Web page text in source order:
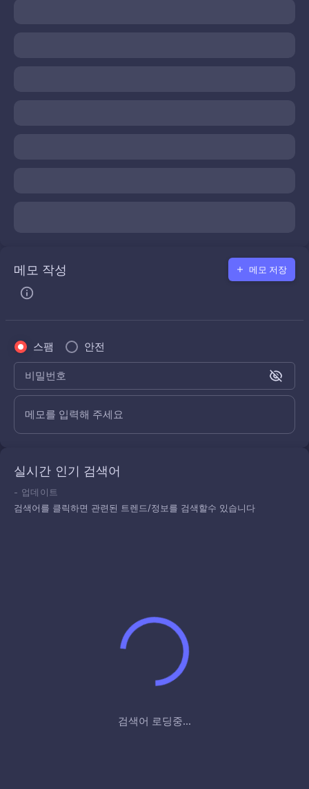
메모 작성 메모 저장
스팸 안전
비밀번호
메모를 입력해 주세요
실시간 인기 검색어
- 업데이트
검색어를 클릭하면 관련된 트렌드/정보를 검색할수 있습니다
검색어 로딩중...